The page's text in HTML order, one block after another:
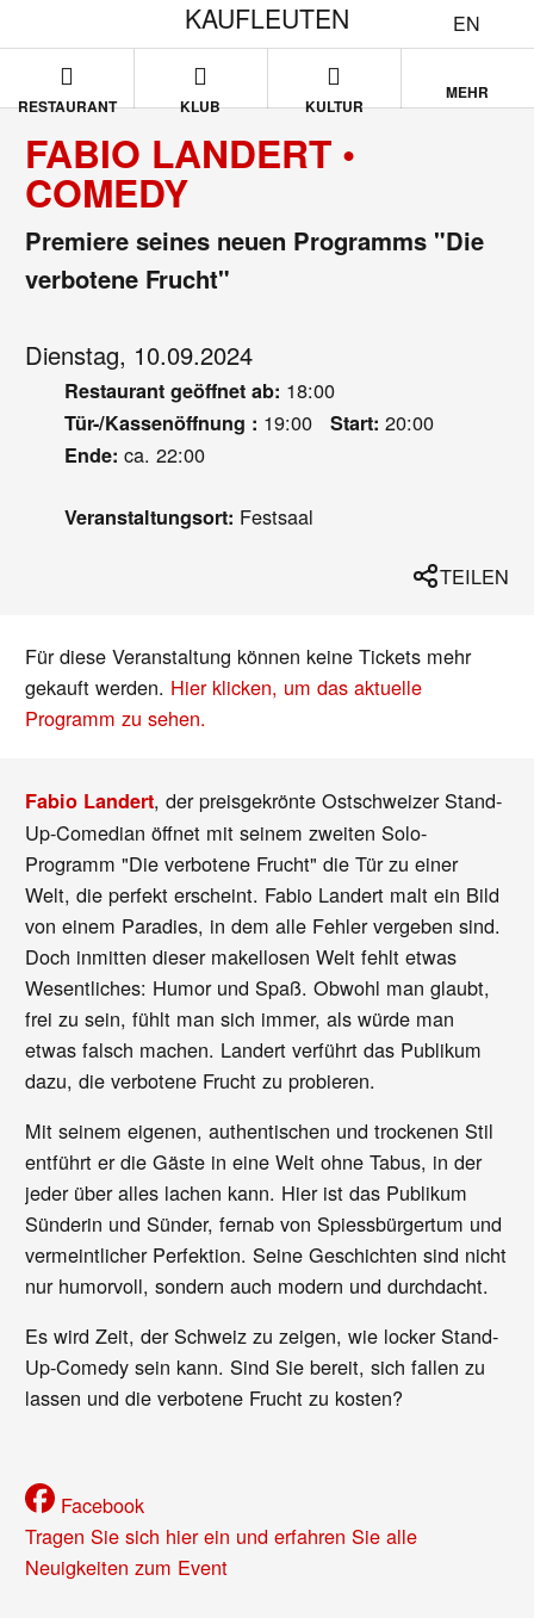
EN
KAUFLEUTEN
RESTAURANT KLUB KULTUR
MEHR
FABIO LANDERT •
COMEDY
Premiere seines neuen Programms "Die
verbotene Frucht"
Dienstag, 10.09.2024
Restaurant geöffnet ab: 18:00
Tür-/Kassenöffnung : 19:00 Start: 20:00
Ende: ca. 22:00
Veranstaltungsort: Festsaal
TEILEN
Für diese Veranstaltung können keine Tickets mehr
gekauft werden. Hier klicken, um das aktuelle
Programm zu sehen.
Fabio Landert, der preisgekrönte Ostschweizer Stand-
Up-Comedian öffnet mit seinem zweiten Solo-
Programm "Die verbotene Frucht" die Tür zu einer
Welt, die perfekt erscheint. Fabio Landert malt ein Bild
von einem Paradies, in dem alle Fehler vergeben sind.
Doch inmitten dieser makellosen Welt fehlt etwas
Wesentliches: Humor und Spaß. Obwohl man glaubt,
frei zu sein, fühlt man sich immer, als würde man
etwas falsch machen. Landert verführt das Publikum
dazu, die verbotene Frucht zu probieren.
Mit seinem eigenen, authentischen und trockenen Stil
entführt er die Gäste in eine Welt ohne Tabus, in der
jeder über alles lachen kann. Hier ist das Publikum
Sünderin und Sünder, fernab von Spiessbürgertum und
vermeintlicher Perfektion. Seine Geschichten sind nicht
nur humorvoll, sondern auch modern und durchdacht.
Es wird Zeit, der Schweiz zu zeigen, wie locker Stand-
Up-Comedy sein kann. Sind Sie bereit, sich fallen zu
lassen und die verbotene Frucht zu kosten?
Facebook
Tragen Sie sich hier ein und erfahren Sie alle
Neuigkeiten zum Event